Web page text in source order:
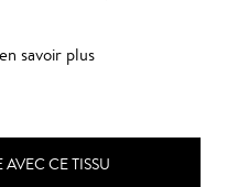
en savoir plus
CE TISSU